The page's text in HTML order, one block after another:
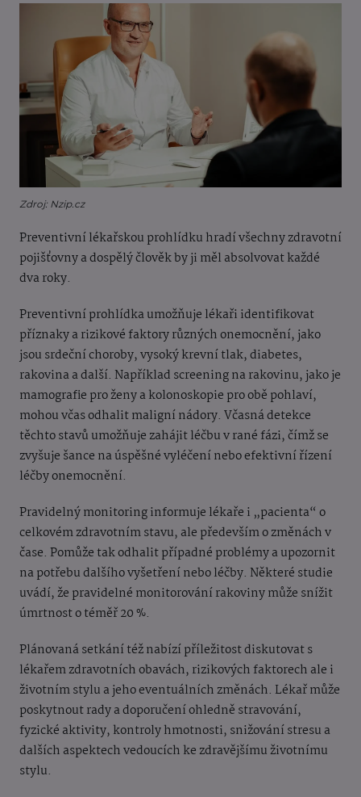
Zdroj: Nzip.cz
Preventivní lékařskou prohlídku hradí všechny zdravotní
pojišťovny a dospělý člověk by ji měl absolvovat každé
dva roky.
Preventivní prohlídka umožňuje lékaři identifikovat
příznaky a rizikové faktory různých onemocnění, jako
jsou srdeční choroby, vysoký krevní tlak, diabetes,
rakovina a další. Například screening na rakovinu, jako je
mamografie pro ženy a kolonoskopie pro obě pohlaví,
mohou včas odhalit maligní nádory. Včasná detekce
těchto stavů umožňuje zahájit léčbu v rané fázi, čímž se
zvyšuje šance na úspěšné vyléčení nebo efektivní řízení
léčby onemocnění.
Pravidelný monitoring informuje lékaře i „pacienta“ o
celkovém zdravotním stavu, ale především o změnách v
čase. Pomůže tak odhalit případné problémy a upozornit
na potřebu dalšího vyšetření nebo léčby. Některé studie
uvádí, že pravidelné monitorování rakoviny může snížit
úmrtnost o téměř 20 %.
Plánovaná setkání též nabízí příležitost diskutovat s
lékařem zdravotních obavách, rizikových faktorech ale i
životním stylu a jeho eventuálních změnách. Lékař může
poskytnout rady a doporučení ohledně stravování,
fyzické aktivity, kontroly hmotnosti, snižování stresu a
dalších aspektech vedoucích ke zdravějšímu životnímu
stylu.